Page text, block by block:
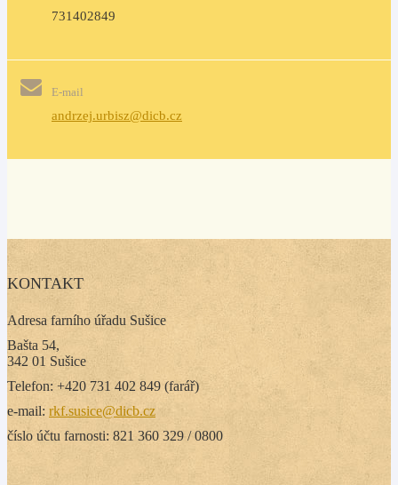
731402849
E-mail
andrzej.urbisz@dicb.cz
KONTAKT
Adresa farního úřadu Sušice
Bašta 54,
342 01 Sušice
Telefon: +420 731 402 849 (farář)
e-mail: rkf.susice@dicb.cz
číslo účtu farnosti: 821 360 329 / 0800